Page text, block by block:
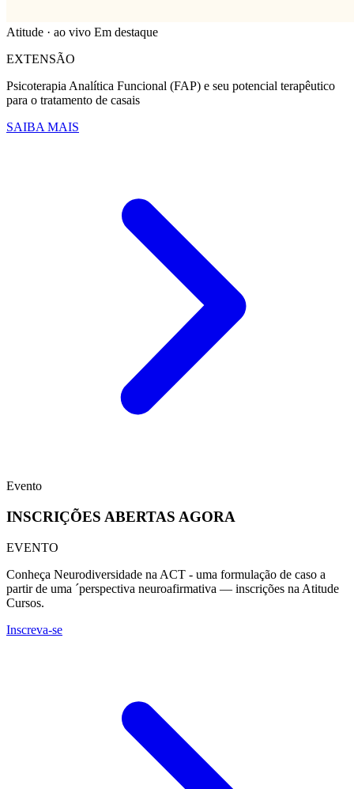
Atitude · ao vivo Em destaque
EXTENSÃO
Psicoterapia Analítica Funcional (FAP) e seu potencial terapêutico
para o tratamento de casais
SAIBA MAIS
Evento
INSCRIÇÕES ABERTAS AGORA
EVENTO
Conheça Neurodiversidade na ACT - uma formulação de caso a
partir de uma ´perspectiva neuroafirmativa — inscrições na Atitude
Cursos.
Inscreva-se